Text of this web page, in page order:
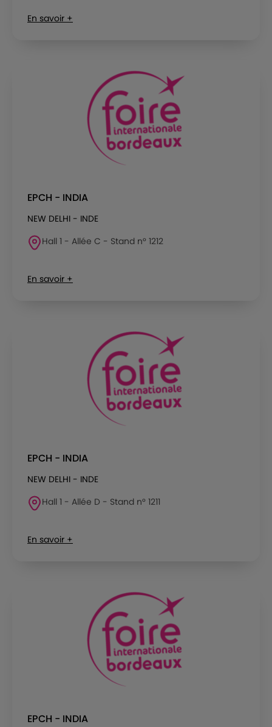
En savoir +
EPCH - INDIA
NEW DELHI - INDE
Hall 1 - Allée C - Stand n° 1212
En savoir +
EPCH - INDIA
NEW DELHI - INDE
Hall 1 - Allée D - Stand n° 1211
En savoir +
EPCH - INDIA